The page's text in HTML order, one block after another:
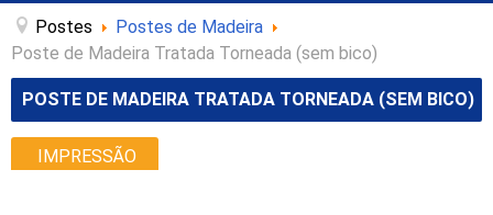
Postes
Postes de Madeira
Poste de Madeira Tratada Torneada (sem bico)
POSTE DE MADEIRA TRATADA TORNEADA (SEM BICO)
IMPRESSÃO